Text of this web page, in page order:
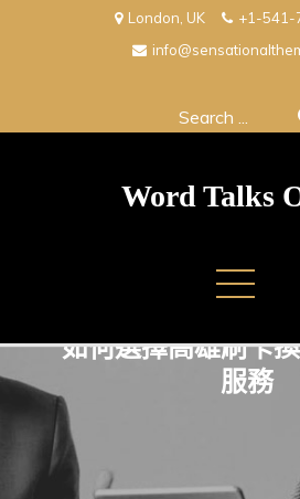
London, UK
+1-541-
Search
Word Talks
如何選擇高雄刷卡
服務